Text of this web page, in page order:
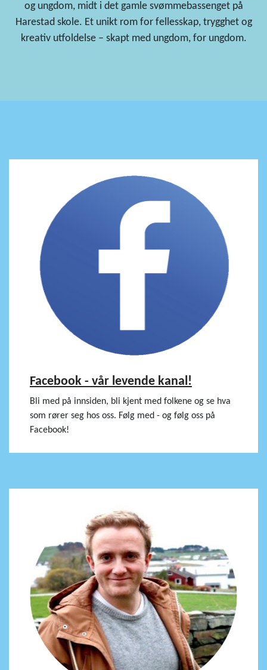
og ungdom, midt i det gamle svømmebassenget på
Harestad skole. Et unikt rom for fellesskap, trygghet og
kreativ utfoldelse – skapt med ungdom, for ungdom.
Facebook - vår levende kanal!
Bli med på innsiden, bli kjent med folkene og se hva
som rører seg hos oss. Følg med - og følg oss på
Facebook!